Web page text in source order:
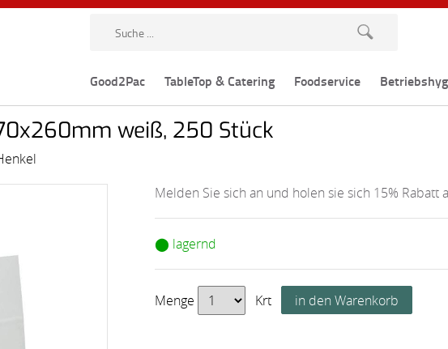
Good2Pac TableTop & Catering Foodservice
weiß, 250 Stück
Melden Sie sich an und holen sie sich 15% Rabatt
⬤ lagernd
Menge Krt